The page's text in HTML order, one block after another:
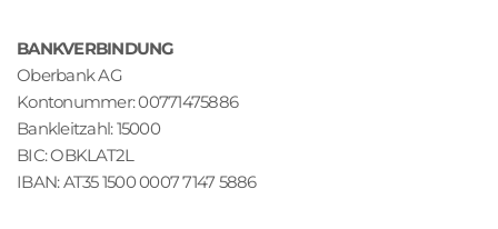
BANKVERBINDUNG
Oberbank AG
Kontonummer: 00771475886
Bankleitzahl: 15000
BIC: OBKLAT2L
IBAN: AT35 1500 0007 7147 5886